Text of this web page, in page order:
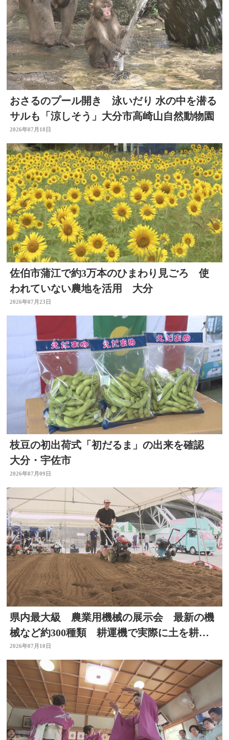
おさるのプール開き 泳いだり 水の中を潜る
サルも「涼しそう」大分市高崎山自然動物園
2026年07月18日
佐伯市蒲江で約3万本のひまわり見ごろ 使
われていない農地を活用 大分
2026年07月23日
枝豆の初出荷式「初だるま」の出来を確認
大分・宇佐市
2026年07月09日
県内最大級 農業用機械の展示会 最新の機
械など約300種類 耕運機で実際に土を耕す
体験も 大分
2026年07月10日